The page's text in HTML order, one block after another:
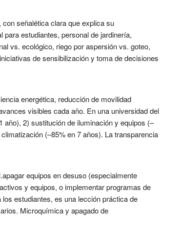
señalética clara que explica su
estudiantes, personal de jardinería,
vs. ecológico, riego por aspersión vs. goteo,
de sensibilización y toma de decisiones
energética, reducción de movilidad
visibles cada año. En una universidad del
2) sustitución de iluminación y equipos (–
(–85% en 7 años). La transparencia
equipos en desuso (especialmente
y equipos, o implementar programas de
estudiantes, es una lección práctica de
Microquímica y apagado de